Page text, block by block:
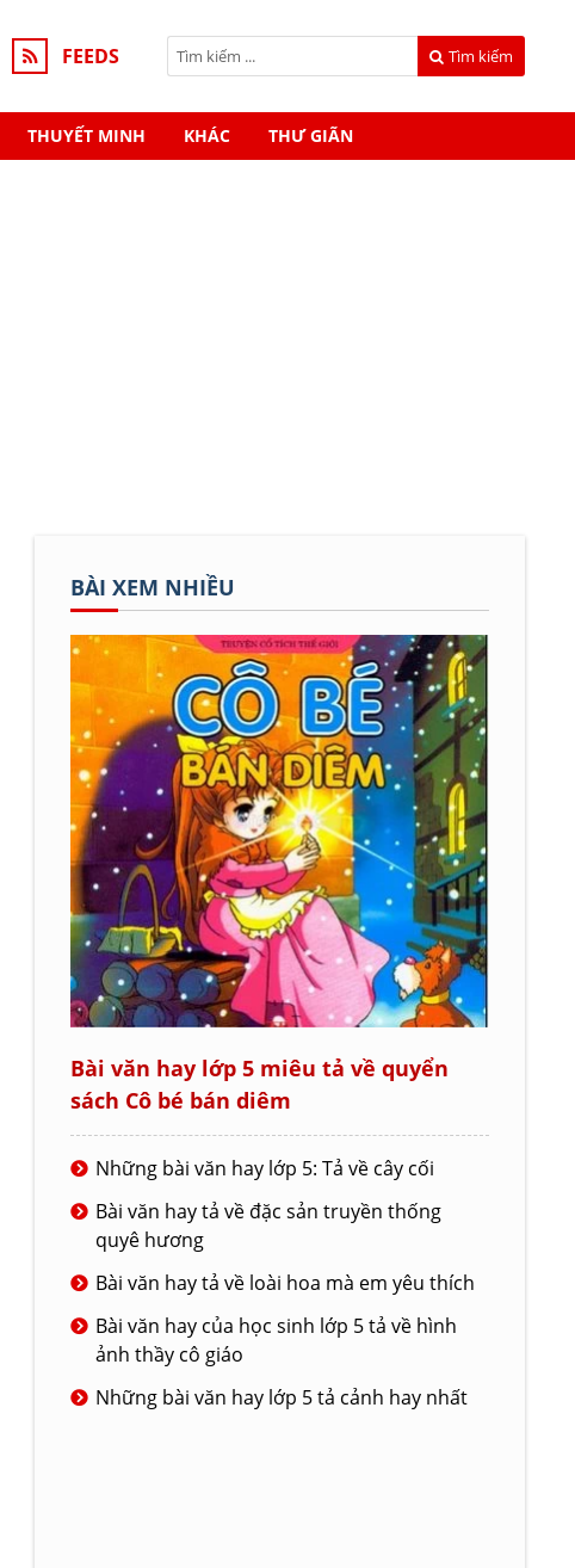
FEEDS Tìm kiếm
THUYẾT MINH KHÁC THƯ GIÃN
BÀI XEM NHIỀU
Bài văn hay lớp 5 miêu tả về quyển
sách Cô bé bán diêm
Những bài văn hay lớp 5: Tả về cây cối
Bài văn hay tả về đặc sản truyền thống
quyê hương
Bài văn hay tả về loài hoa mà em yêu thích
Bài văn hay của học sinh lớp 5 tả về hình
ảnh thầy cô giáo
Những bài văn hay lớp 5 tả cảnh hay nhất